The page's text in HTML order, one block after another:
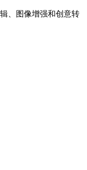
、图像增强和创意转